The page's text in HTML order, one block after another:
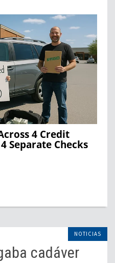
4 Credit
Separate Checks
NOTICIAS
cadáver